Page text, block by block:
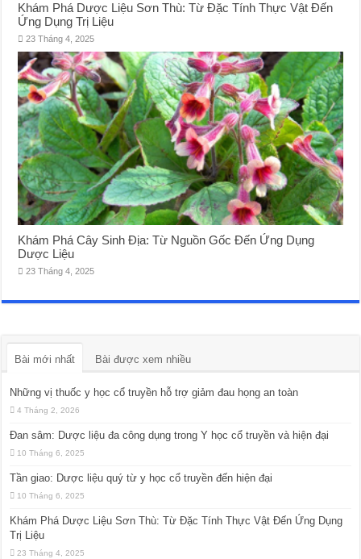
Khám Phá Dược Liệu Sơn Thù: Từ Đặc Tính Thực Vật Đến
Ứng Dụng Trị Liệu
23 Tháng 4, 2025
Khám Phá Cây Sinh Địa: Từ Nguồn Gốc Đến Ứng Dụng
Dược Liệu
23 Tháng 4, 2025
Bài mới nhất Bài được xem nhiều
Những vị thuốc y học cổ truyền hỗ trợ giảm đau họng an toàn
4 Tháng 2, 2026
Đan sâm: Dược liệu đa công dụng trong Y học cổ truyền và hiện đại
10 Tháng 6, 2025
Tần giao: Dược liệu quý từ y học cổ truyền đến hiện đại
10 Tháng 6, 2025
Khám Phá Dược Liệu Sơn Thù: Từ Đặc Tính Thực Vật Đến Ứng Dụng
Trị Liệu
23 Tháng 4, 2025